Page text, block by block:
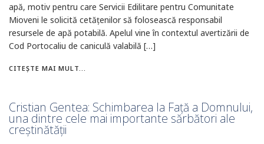
apă, motiv pentru care Servicii Edilitare pentru Comunitate
Mioveni le solicită cetățenilor să folosească responsabil
resursele de apă potabilă. Apelul vine în contextul avertizării de
Cod Portocaliu de caniculă valabilă […]
CITEȘTE MAI MULT...
Cristian Gentea: Schimbarea la Față a Domnului,
una dintre cele mai importante sărbători ale
creștinătății